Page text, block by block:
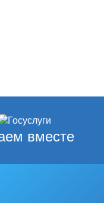
вместе